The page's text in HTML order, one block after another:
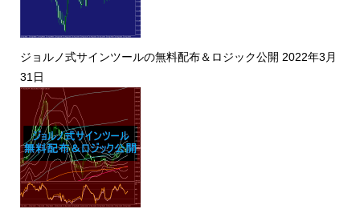
ジョルノ式サインツールの無料配布＆ロジック公開 2022年3月
31日
口座開設オススメ 口座開設